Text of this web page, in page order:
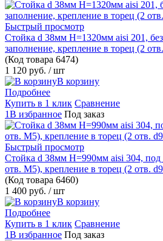
Быстрый просмотр
Стойка d 38мм H=1320мм aisi 201,
заполнение, крепление в торец (2
(Код товара 6474)
1 120 руб. / шт
В корзину
Подробнее
Купить в 1 клик Сравнение
1В избранное Под заказ
Быстрый просмотр
Стойка d 38мм H=990мм aisi 304, под
отв. М5), крепление в торец (2 отв.
(Код товара 6460)
1 400 руб. / шт
В корзину
Подробнее
Купить в 1 клик Сравнение
1В избранное Под заказ